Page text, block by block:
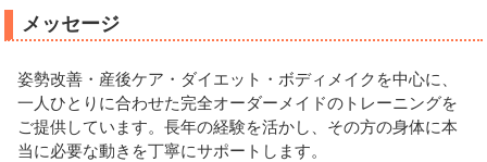
メッセージ
姿勢改善・産後ケア・ダイエット・ボディメイクを中心に、
一人ひとりに合わせた完全オーダーメイドのトレーニングを
ご提供しています。長年の経験を活かし、その方の身体に本
当に必要な動きを丁寧にサポートします。